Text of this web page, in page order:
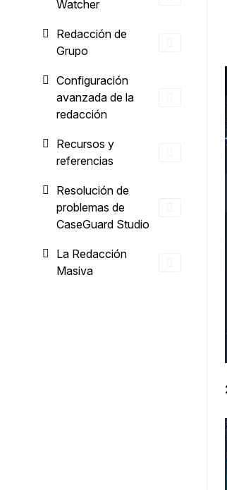
Watcher
Redacción de
Grupo
Configuración
avanzada de la
redacción
Recursos y
referencias
Resolución de
problemas de
CaseGuard Studio
La Redacción
Masiva